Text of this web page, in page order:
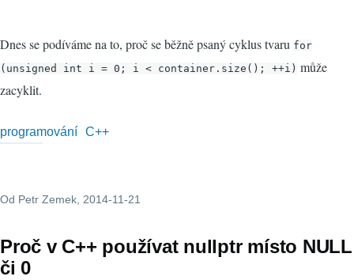
Dnes se podíváme na to, proč se běžně psaný cyklus tvaru for
(unsigned int i = 0; i < container.size(); ++i) může
zacyklit.
programování C++
Od Petr Zemek , 2014-11-21
Proč v C++ používat nullptr místo NULL
či 0